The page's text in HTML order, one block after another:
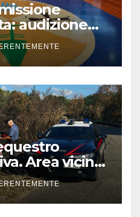
audizione
Coraggio
Area vicina